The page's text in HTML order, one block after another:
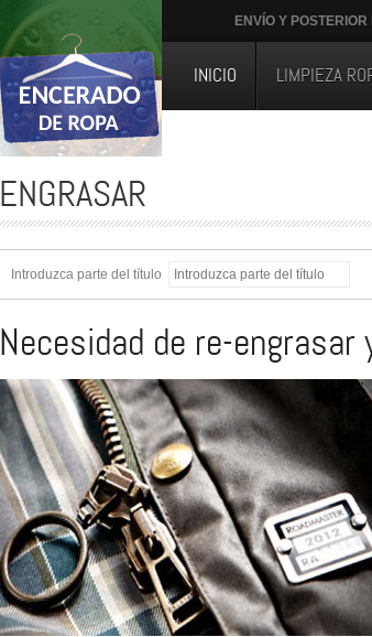
ENVÍO Y
INICIO LIMPIEZA
ENGRASAR
Introduzca parte del título
Necesidad de re-engrasar